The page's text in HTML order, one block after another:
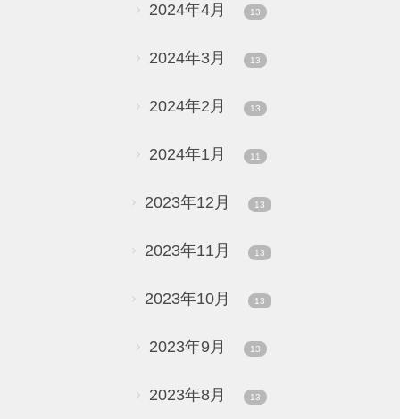
2024年4月 13
2024年3月 13
2024年2月 13
2024年1月 11
2023年12月 13
2023年11月 13
2023年10月 13
2023年9月 13
2023年8月 13